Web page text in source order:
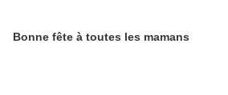
Bonne fête à toutes les mamans